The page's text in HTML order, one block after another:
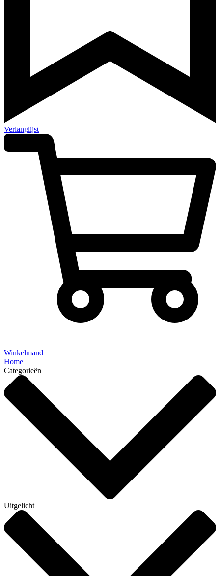
Verlanglijst
Winkelmand
Home
Categorieën
Uitgelicht